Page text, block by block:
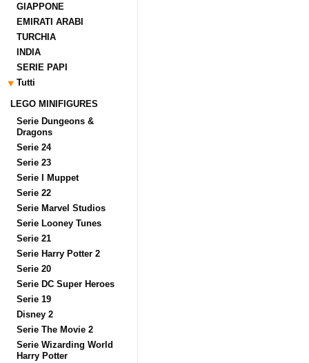
GIAPPONE
EMIRATI ARABI
TURCHIA
INDIA
SERIE PAPI
Tutti
LEGO MINIFIGURES
Serie Dungeons &
Dragons
Serie 24
Serie 23
Serie I Muppet
Serie 22
Serie Marvel Studios
Serie Looney Tunes
Serie 21
Serie Harry Potter 2
Serie 20
Serie DC Super Heroes
Serie 19
Disney 2
Serie The Movie 2
Serie Wizarding World
Harry Potter